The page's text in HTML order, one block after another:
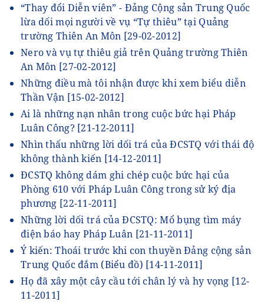
“Thay đổi Diễn viên” - Đảng Cộng sản Trung Quốc
lừa dối mọi người về vụ “Tự thiêu” tại Quảng
trường Thiên An Môn [29-02-2012]
Nero và vụ tự thiêu giả trên Quảng trường Thiên
An Môn [27-02-2012]
Những điều mà tôi nhận được khi xem biểu diễn
Thần Vận [15-02-2012]
Ai là những nạn nhân trong cuộc bức hại Pháp
Luân Công? [21-12-2011]
Nhìn thấu những lời dối trá của ĐCSTQ với thái độ
không thành kiến [14-12-2011]
ĐCSTQ không dám ghi chép cuộc bức hại của
Phòng 610 với Pháp Luân Công trong sử ký địa
phương [22-11-2011]
Những lời dối trá của ĐCSTQ: Mổ bụng tìm máy
điện báo hay Pháp Luân [21-11-2011]
Ý kiến: Thoái trước khi con thuyền Đảng cộng sản
Trung Quốc đắm (Biểu đồ) [14-11-2011]
Họ đã xây một cây cầu tới chân lý và hy vọng [12-
11-2011]